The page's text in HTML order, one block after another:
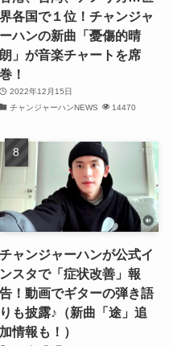
界各国で１位！チャンジャ
ーハンの新曲「憂傷的晴
朗」が音楽チャートを席
巻！
2022年12月15日
チャンジャーハンNEWS
14470
チャンジャーハンが公式イ
ンスタで「症状改善」報
告！動画でギターの弾き語
りも披露♪（新曲「途」追
加情報も！）